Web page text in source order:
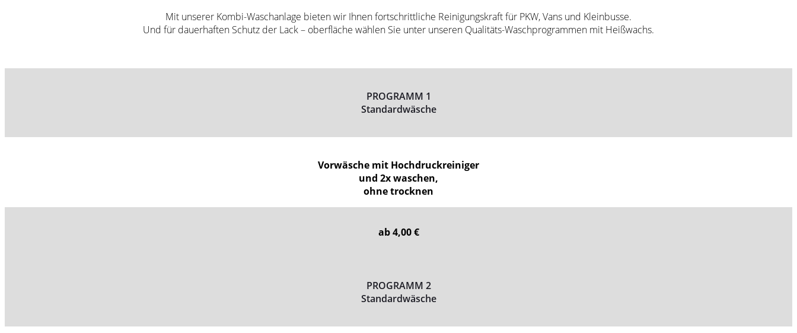
Mit unserer Kombi-Waschanlage bieten wir Ihnen fortschrittliche Reinigungskraft für PKW, Vans und Kleinbusse.
Und für dauerhaften Schutz der Lack – oberfläche wählen Sie unter unseren Qualitäts-Waschprogrammen mit Heißwachs.
PROGRAMM 1
Standardwäsche
Vorwäsche mit Hochdruckreiniger
und 2x waschen,
ohne trocknen
ab 4,00 €
PROGRAMM 2
Standardwäsche